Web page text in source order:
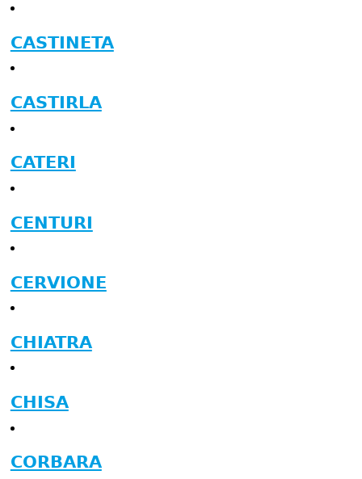
CASTINETA
CASTIRLA
CATERI
CENTURI
CERVIONE
CHIATRA
CHISA
CORBARA